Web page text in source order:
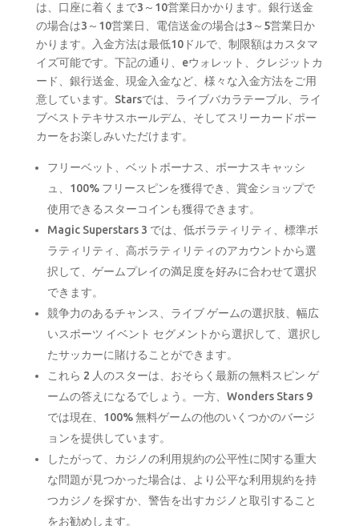
は、口座に着くまで3～10営業日かかります。銀行送金
の場合は3～10営業日、電信送金の場合は3～5営業日か
かります。入金方法は最低10ドルで、制限額はカスタマ
イズ可能です。下記の通り、eウォレット、クレジットカ
ード、銀行送金、現金入金など、様々な入金方法をご用
意しています。Starsでは、ライブバカラテーブル、ライ
ブベストテキサスホールデム、そしてスリーカードポー
カーをお楽しみいただけます。
フリーベット、ベットボーナス、ボーナスキャッシ
ュ、100% フリースピンを獲得でき、賞金ショップで
使用できるスターコインも獲得できます。
Magic Superstars 3 では、低ボラティリティ、標準ボ
ラティリティ、高ボラティリティのアカウントから選
択して、ゲームプレイの満足度を好みに合わせて選択
できます。
競争力のあるチャンス、ライブ ゲームの選択肢、幅広
いスポーツ イベント セグメントから選択して、選択し
たサッカーに賭けることができます。
これら 2 人のスターは、おそらく最新の無料スピン ゲ
ームの答えになるでしょう。一方、Wonders Stars 9
では現在、100% 無料ゲームの他のいくつかのバージ
ョンを提供しています。
したがって、カジノの利用規約の公平性に関する重大
な問題が見つかった場合は、より公平な利用規約を持
つカジノを探すか、警告を出すカジノと取引すること
をお勧めします。